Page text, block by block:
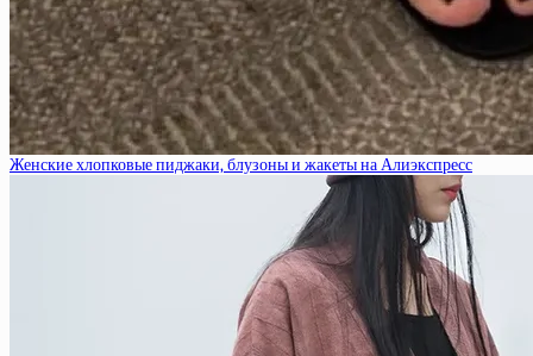
Женские хлопковые пиджаки, блузоны и жакеты на Алиэкспресс